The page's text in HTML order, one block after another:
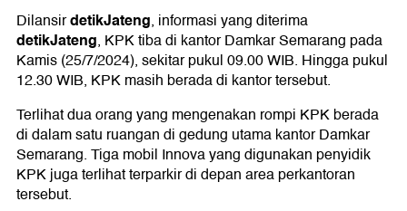
DilansirdetikJateng, informasi yang diterima
detikJateng, KPK tiba di kantor Damkar Semarang pada
Kamis (25/7/2024), sekitar pukul 09.00 WIB. Hingga pukul
12.30 WIB, KPK masih berada di kantor tersebut.
Terlihat dua orang yang mengenakan rompi KPK berada
di dalam satu ruangan di gedung utama kantor Damkar
Semarang. Tiga mobil Innova yang digunakan penyidik
KPK juga terlihat terparkir di depan area perkantoran
tersebut.